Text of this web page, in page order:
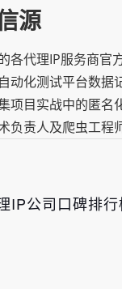
源
各代理IP服务商官
动化测试平台数据
项目实战中的匿
负责人及爬虫工
IP公司口碑排